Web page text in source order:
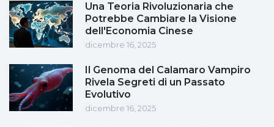
Una Teoria Rivoluzionaria che
Potrebbe Cambiare la Visione
dell'Economia Cinese
dicembre 16, 2025
Il Genoma del Calamaro Vampiro
Rivela Segreti di un Passato
Evolutivo
dicembre 16, 2025